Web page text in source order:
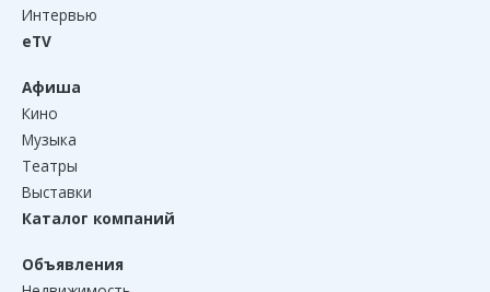
Интервью
eTV
Афиша
Кино
Музыка
Театры
Выставки
Каталог компаний
Объявления